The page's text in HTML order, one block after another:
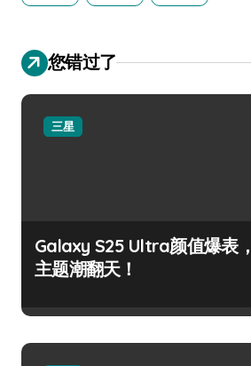
您错过了
三星
Galaxy S25 Ultra颜值爆表
主题潮翻天！